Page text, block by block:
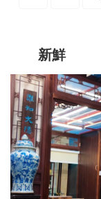
新鮮